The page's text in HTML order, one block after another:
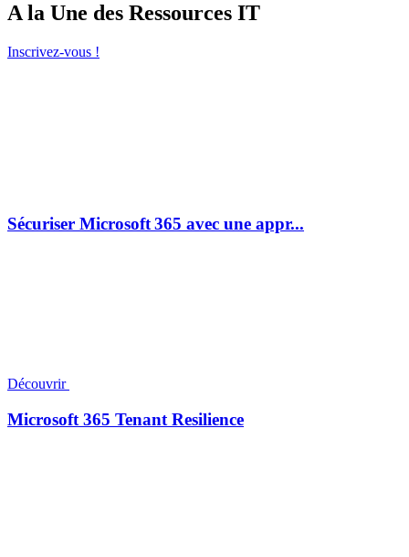
A la Une des Ressources IT
Inscrivez-vous !
Sécuriser Microsoft 365 avec une appr...
Découvrir
Microsoft 365 Tenant Resilience